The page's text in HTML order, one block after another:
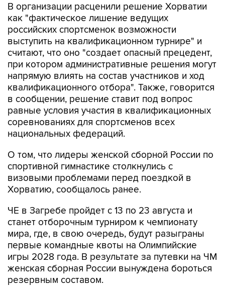
В организации расценили решение Хорватии
как "фактическое лишение ведущих
российских спортсменок возможности
выступить на квалификационном турнире" и
считают, что оно "создает опасный прецедент,
при котором административные решения могут
напрямую влиять на состав участников и ход
квалификационного отбора". Также, говорится
в сообщении, решение ставит под вопрос
равные условия участия в квалификационных
соревнованиях для спортсменов всех
национальных федераций.
О том, что лидеры женской сборной России по
спортивной гимнастике столкнулись с
визовыми проблемами перед поездкой в
Хорватию, сообщалось ранее.
ЧЕ в Загребе пройдет с 13 по 23 августа и
станет отборочным турниром к чемпионату
мира, где, в свою очередь, будут разыграны
первые командные квоты на Олимпийские
игры 2028 года. В результате за путевки на ЧМ
женская сборная России вынуждена бороться
резервным составом.